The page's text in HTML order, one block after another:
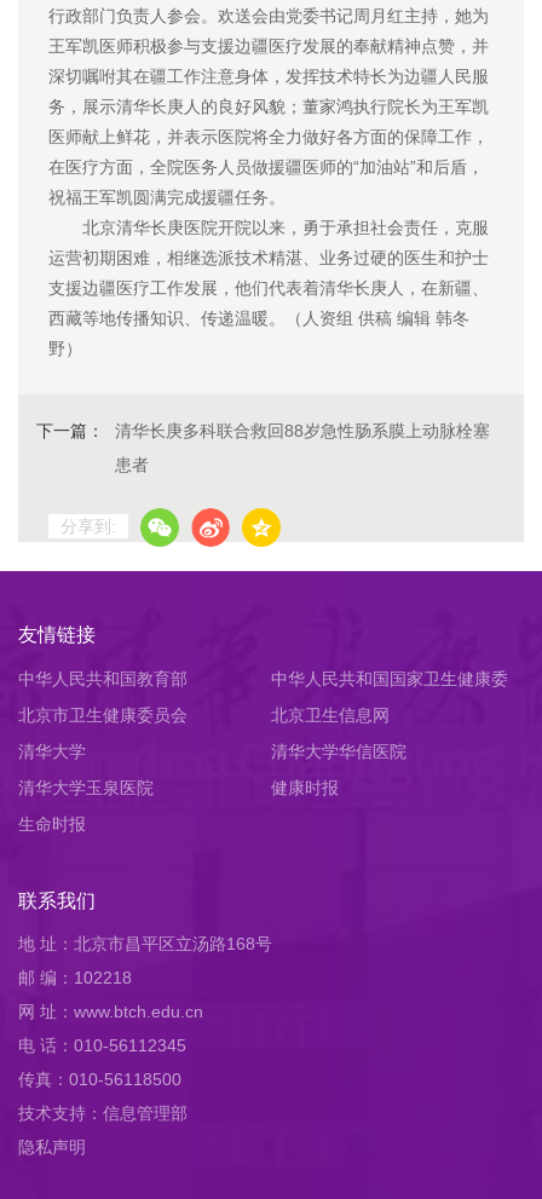
行政部门负责人参会。欢送会由党委书记周月红主持，她为
王军凯医师积极参与支援边疆医疗发展的奉献精神点赞，并
深切嘱咐其在疆工作注意身体，发挥技术特长为边疆人民服
务，展示清华长庚人的良好风貌；董家鸿执行院长为王军凯
医师献上鲜花，并表示医院将全力做好各方面的保障工作，
在医疗方面，全院医务人员做援疆医师的“加油站”和后盾，
祝福王军凯圆满完成援疆任务。
北京清华长庚医院开院以来，勇于承担社会责任，克服
运营初期困难，相继选派技术精湛、业务过硬的医生和护士
支援边疆医疗工作发展，他们代表着清华长庚人，在新疆、
西藏等地传播知识、传递温暖。（人资组 供稿 编辑 韩冬
野）
下一篇：
清华长庚多科联合救回88岁急性肠系膜上动脉栓塞
患者
分享到:
友情链接
中华人民共和国教育部
中华人民共和国国家卫生健康委
员会
北京市卫生健康委员会
北京卫生信息网
清华大学
清华大学华信医院
清华大学玉泉医院
健康时报
生命时报
联系我们
地 址：北京市昌平区立汤路168号
邮 编：102218
网 址：www.btch.edu.cn
电 话：010-56112345
传真：010-56118500
技术支持：信息管理部
隐私声明